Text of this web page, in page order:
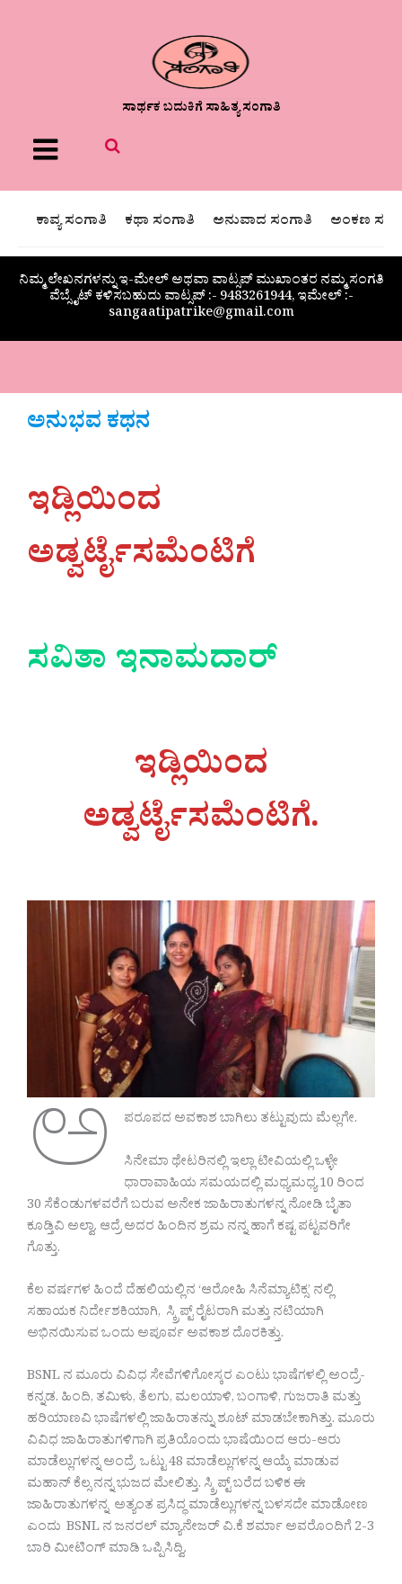
ಸಾರ್ಥಕ ಬದುಕಿಗೆ ಸಾಹಿತ್ಯ ಸಂಗಾತಿ
Menu
ಕಾವ್ಯ ಸಂಗಾತಿ ಕಥಾ ಸಂಗಾತಿ ಅನುವಾದ ಸಂಗಾತಿ ಅಂಕಣ
ನಿಮ್ಮ ಲೇಖನಗಳನ್ನು ಇ-ಮೇಲ್ ಅಥವಾ ವಾಟ್ಸಪ್ ಮುಖಾಂತರ ನಮ್ಮ ಸಂಗತಿ
ವೆಬ್ಸೈಟ್ ಕಳಿಸಬಹುದು ವಾಟ್ಸಪ್‌ :- 9483261944, ಇಮೇಲ್ :-
sangaatipatrike@gmail.com
ಅನುಭವ ಕಥನ
ಇಡ್ಲಿಯಿಂದ
ಅಡ್ವರ್ಟೈಸಮೆಂಟಿಗೆ
ಸವಿತಾ ಇನಾಮದಾರ್
ಇಡ್ಲಿಯಿಂದ
ಅಡ್ವರ್ಟೈಸಮೆಂಟಿಗೆ.
ಅ ಪರೂಪದ ಅವಕಾಶ ಬಾಗಿಲು ತಟ್ಟುವುದು ಮೆಲ್ಲಗೇ.
ಸಿನೇಮಾ ಥೇಟರಿನಲ್ಲಿ ಇಲ್ಲಾ ಟೀವಿಯಲ್ಲಿ ಒಳ್ಳೇ
ಧಾರಾವಾಹಿಯ ಸಮಯದಲ್ಲಿ ಮಧ್ಯಮಧ್ಯ 10 ರಿಂದ
30 ಸೆಕೆಂಡುಗಳವರೆಗೆ ಬರುವ ಅನೇಕ ಜಾಹಿರಾತುಗಳನ್ನ ನೋಡಿ ಬೈತಾ
ಕೂಡ್ತಿವಿ ಅಲ್ವಾ. ಆದ್ರೆ ಅದರ ಹಿಂದಿನ ಶ್ರಮ ನನ್ನ ಹಾಗೆ ಕಷ್ಟ ಪಟ್ಟವರಿಗೇ
ಗೊತ್ತು.
ಕೆಲ ವರ್ಷಗಳ ಹಿಂದೆ ದೆಹಲಿಯಲ್ಲಿನ ‘ಆರೋಹಿ ಸಿನೆಮ್ಯಾಟಿಕ್ಸ’ ನಲ್ಲಿ
ಸಹಾಯಕ ನಿರ್ದೇಶಕಿಯಾಗಿ, ಸ್ಕ್ರಿಪ್ಟ್ ರೈಟರಾಗಿ ಮತ್ತು ನಟಿಯಾಗಿ
ಅಭಿನಯಿಸುವ ಒಂದು ಅಪೂರ್ವ ಅವಕಾಶ ದೊರಕಿತ್ತು.
BSNL ನ ಮೂರು ವಿವಿಧ ಸೇವೆಗಳಿಗೋಸ್ಕರ ಎಂಟು ಭಾಷೆಗಳಲ್ಲಿ ಅಂದ್ರೆ-
ಕನ್ನಡ. ಹಿಂದಿ, ತಮಿಳು, ತೆಲಗು, ಮಲಯಾಳಿ, ಬಂಗಾಳಿ, ಗುಜರಾತಿ ಮತ್ತು
ಹರಿಯಾಣವಿ ಭಾಷೆಗಳಲ್ಲಿ ಜಾಹಿರಾತನ್ನು ಶೂಟ್ ಮಾಡಬೇಕಾಗಿತ್ತು. ಮೂರು
ವಿವಿಧ ಜಾಹಿರಾತುಗಳಿಗಾಗಿ ಪ್ರತಿಯೊಂದು ಭಾಷೆಯಿಂದ ಆರು-ಆರು
ಮಾಡೆಲ್ಲುಗಳನ್ನ ಅಂದ್ರೆ ಒಟ್ಟು 48 ಮಾಡೆಲ್ಲುಗಳನ್ನ ಆಯ್ಕೆ ಮಾಡುವ
ಮಹಾನ್ ಕೆಲ್ಸ ನನ್ನ ಭುಜದ ಮೇಲಿತ್ತು. ಸ್ಕ್ರಿಪ್ಟ್ ಬರೆದ ಬಳಿಕ ಈ
ಜಾಹಿರಾತುಗಳನ್ನ ಅತ್ಯಂತ ಪ್ರಸಿದ್ಧ ಮಾಡೆಲ್ಲುಗಳನ್ನ ಬಳಸದೇ ಮಾಡೋಣ
ಎಂದು BSNL ನ ಜನರಲ್ ಮ್ಯಾನೇಜರ್ ವಿ.ಕೆ ಶರ್ಮಾ ಅವರೊಂದಿಗೆ 2-3
ಬಾರಿ ಮೀಟಿಂಗ್ ಮಾಡಿ ಒಪ್ಪಿಸಿದ್ವಿ.